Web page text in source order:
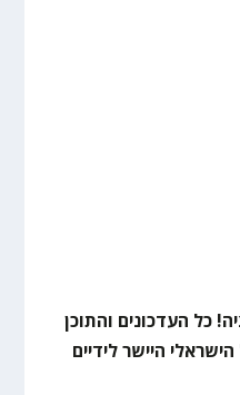
כל העדכונים והתוכן
היישר לידיים